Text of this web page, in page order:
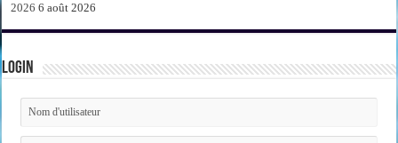
2026 6 août 2026
Login